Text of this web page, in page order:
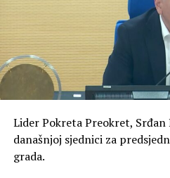
Lider Pokreta Preokret, Srđan
današnjoj sjednici za
grada.